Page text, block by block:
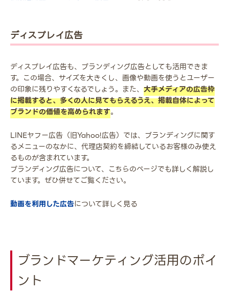
ディスプレイ広告
ディスプレイ広告も、ブランディング広告としても活用できま
す。この場合、サイズを大きくし、画像や動画を使うとユーザー
の印象に残りやすくなるでしょう。また、 大手メディアの広告枠
に掲載すると、多くの人に見てもらえるうえ、掲載自体によって
ブランドの価値を高められます。
LINEヤフー広告（旧Yahoo!広告）では、ブランディングに関す
るメニューのなかに、代理店契約を締結しているお客様のみ使え
るものが含まれています。
ブランディング広告について、こちらのページでも詳しく解説し
ています。ぜひ併せてご覧ください。
動画を利用した広告について詳しく見る
ブランドマーケティング活用のポイ
ント